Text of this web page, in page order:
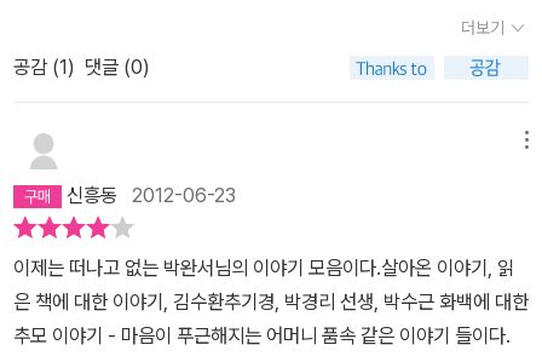
구나무에 살구꽃이 환하게 핀 풍경이든 아직 빛이 덜 바랜 고향을 간
직하고 있다는 것은 아름다운 일인 듯 하다.책들이 넘쳐나는 작가의
서가, 탐나다.작가들은 책을 사지 않을 것만 같다. 여기저기 출판사에
서 보내주는 책들로 넘쳐날 듯 한데 그 또한 아닌가보다. 한달에 네댓
책이 꽂혀 있는 곳 보다는 어려운 시절 자식들에게 손수 떠 입혀 주었
던 손뜨개책이 놓인 곳이나 마당을 가꾸며 도움이 되는 원예책이라
하니 정말 대단하시다. ’ 나는 그 매장에서 읽던 뜨개질 책과 원예책을
샀다. 원예책은 우리 마당을 가꾸는 데 참고가 될까 해서이고, 뜨개질
책은 다시 뜨개질을 하기 위해서가 아니라 그 정확성의 아름다움 때
남기고 지금의 길이 어쩌면 더 아름다울 수도 있었음을내 감히 여쭌
다면 부끄러워 하실라나..나역시 못가본 길이 못내 아쉽지만 이길에
서 당신을 만났으니 더이상 미련이 남기지 않기로 한다.’시는 낡지 않
는다. 시간이 지났다고 한물가는 시는 시가 아닐 것이다.’ -216p노작
가여 당신도 그러할지니 오히려 적당히 낡아 편안해진 옷처럼 그렇게
비루한 내영혼을 덮어주는 당신이 어찌 귀하지 않겠는가.
함에 혼란스러워 한다. 어쩌면 시간을 쌓아가는 이런 모습들을 통해
좀더 친근감을 갖게 되는지도 모르겠다.그녀의 산문집에 등장하는 책
해 그녀의 감성을 유추해보면 어떨까. 부드럽고, 잔잔한 강물 밑에 감
추어진 슬픔이랄까, 뭐 이런 애잔함이 묻어난다. 레이몬드 카버의 <
대성당>, 무라카미 하루키의 <달리기를 말할 때 내가 하고 싶은 이야
기>, 존 코널리의 <잃어버린 것들의 책>은 꼭 읽어보고 싶다.특히 박
수근 화백과의 인연이 인상 깊다. 미군의 초상화를 그려주며 어렵게
생활했던 화가를 고고한 서울대생이던 그녀는 극장에서 간판이나 그
에서 살기 위한 것외에는 살짝 꼬리를 뺀 내용을 보면 그렇다.가끔은
내가 좀 비겁한 부분이 있지 않나하는 생각을 하면서 살아왔지만 박
완서님도 그렇게 살아 온걸 보면 굳이 언쟁하지 않고도 잘 살아갔으
면 하는 생각이 들기도 한다. 자전적인 이야기가 여러모로 나랑 비슷
하신 내면은 여러 소설속에서 그렇게 강하지 않으면서도 삶을 잘 살
아내는 봉순이 언니 같은 주인공을 주제로 표현하신 것들은 아닐까
하는 생각이 든다.2002년 월드컵경기를 통해서 축구를 좋아하게 되
셨다는 이야기는 정말 나를 들여다보는 것같은 착각이 들정도로 자신
의 이야기를 쓰셨다. 나도 정말 그랬다. 그리고 아줌마적인 당당함, 소
박함, 인간에 대한 그리움 등...책들의 오솔길에서 역시 책을 읽고 느
더보기
공감 (1) 댓글 (0)
신흥동 2012-06-23
이제는 떠나고 없는 박완서님의 이야기 모음이다.살아온 이야기, 읽
은 책에 대한 이야기, 김수환추기경, 박경리 선생, 박수근 화백에 대한
추모 이야기 - 마음이 푸근해지는 어머니 품속 같은 이야기 들이다.